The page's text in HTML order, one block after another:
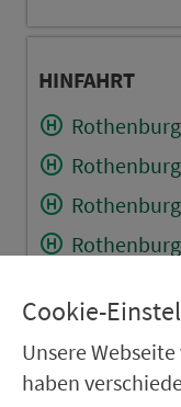
HINFAHRT
Rothenburg
Schandhof
Cookie-
Unsere
haben